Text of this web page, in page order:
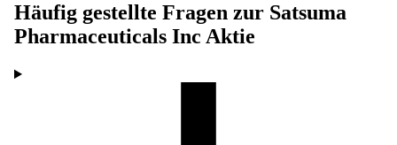
Häufig gestellte Fragen zur Satsuma
Pharmaceuticals Inc Aktie